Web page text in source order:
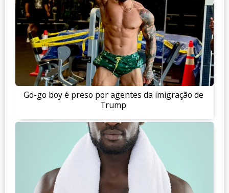
Go-go boy é preso por agentes da imigração de
Trump